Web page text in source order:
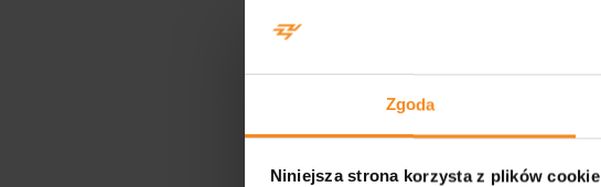
Zgoda
Niniejsza strona korzysta z plików cookie